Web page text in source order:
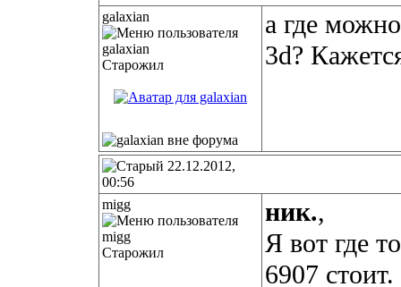
galaxian
Старожил
а где
3d?
22.12.2012,
00:56
migg
Старожил
ник.,
Я вот где
6907 стоит.